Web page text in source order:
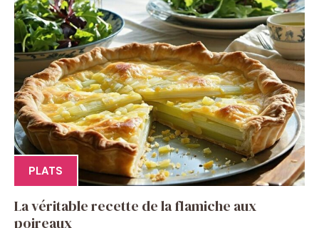
PLATS
La véritable recette de la flamiche aux
poireaux